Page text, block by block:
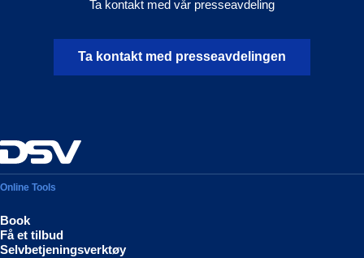
Ta kontakt med vår presseavdeling
Ta kontakt med presseavdelingen
Online Tools
Book
Få et tilbud
Selvbetjeningsverktøy